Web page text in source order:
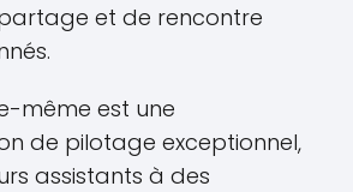
et de rencontre
même est une
de pilotage exceptionnel,
assistants à des